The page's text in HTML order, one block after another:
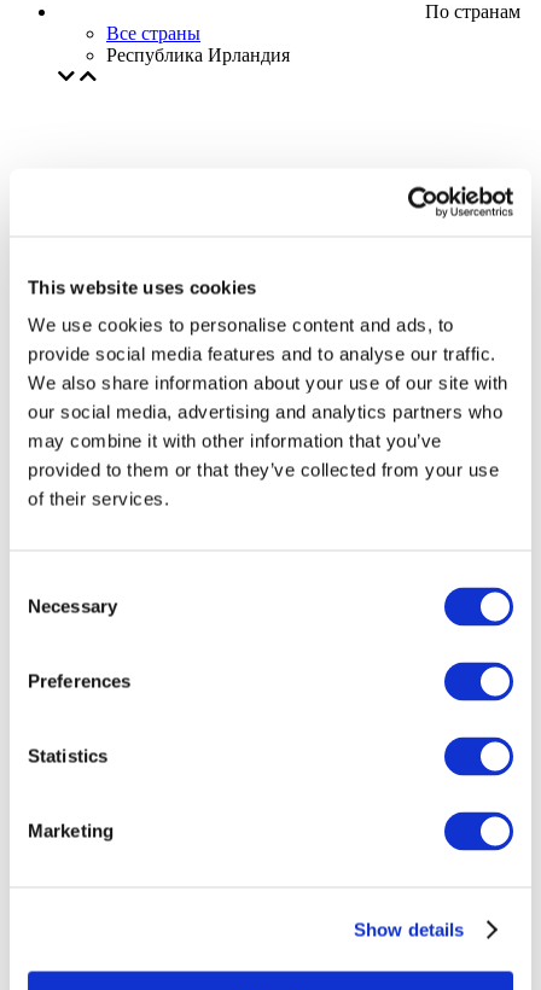
This website uses cookies
We use cookies to personalise content and ads, to
provide social media features and to analyse our traffic.
We also share information about your use of our site with
our social media, advertising and analytics partners who
may combine it with other information that you’ve
provided to them or that they’ve collected from your use
of their services.
Selection
Necessary
Preferences
Statistics
Marketing
Show details
По странам
Все страны
Республика Ирландия